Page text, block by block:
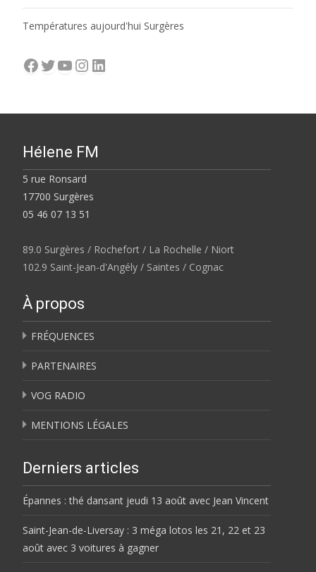
Températures aujourd'hui Surgères
Facebook
Twitter
YouTube
Instagram
LinkedIn
Hélene FM
5 rue Ronsard
17700 Surgères
05 46 07 13 51
89.0 Surgères / Rochefort / La Rochelle / Niort
102.9 Saint-Jean-d'Angély / Saintes / Cognac
À propos
FRÉQUENCES
PARTENAIRES
VOG RADIO
MENTIONS LÉGALES
Derniers articles
Épannes : thé dansant jeudi 13 août avec Jean Vincent
Saint-Jean-de-Liversay : 3 méga lotos les 21, 22 et 23
août avec 3 voitures à gagner